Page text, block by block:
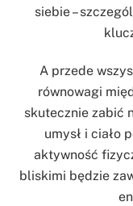
siebie –
A przede
równowagi
skutecznie zabić
umysł i ciało
aktywność
bliskimi będzie